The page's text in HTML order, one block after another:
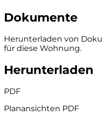
Dokumente
Herunterladen von
für diese Wohnung.
Herunterladen
PDF
Planansichten PDF